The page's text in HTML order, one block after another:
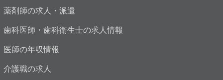
薬剤師の求人・派遣
歯科医師・歯科衛生士の求人情報
医師の年収情報
介護職の求人